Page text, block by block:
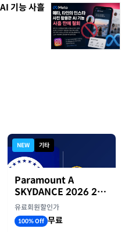
기능 사흘
NEW 기타
Paramount A
SKYDANCE 2026 2분
기 실적
유료회원할인가
100% Off 무료